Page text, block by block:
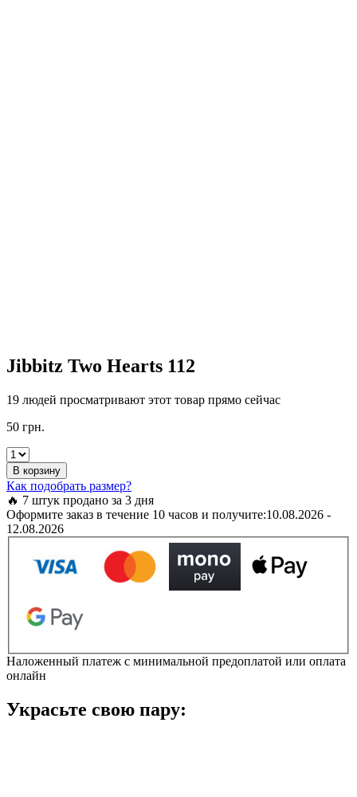
Jibbitz Two Hearts 112
19 людей просматривают этот товар прямо сейчас
50 грн.
Jibbitz
Two
Hearts
112
кількість
В корзину
Как подобрать размер?
🔥 7 штук продано за 3 дня
Оформите заказ в течение 10 часов и получите:10.08.2026 -
12.08.2026
Наложенный платеж с минимальной предоплатой или оплата
онлайн
Украсьте свою пару: